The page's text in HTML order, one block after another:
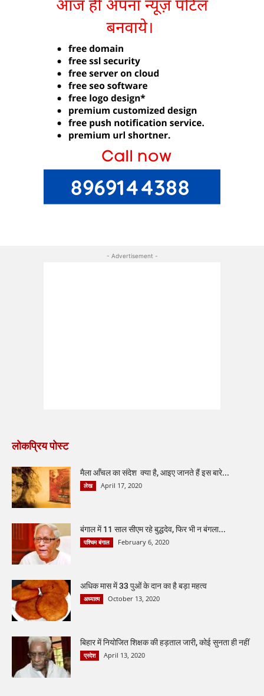
- Advertisement -
लोकप्रिय पोस्ट
मैला आँचल का संदेश क्या है, आइए जानते हैं इस बारे...
लेख April 17, 2020
बंगाल में 11 साल सीएम रहे बुद्धदेव, फिर भी न बंगला...
पश्चिम बंगाल February 6, 2020
अधिक मास में 33 पुओं के दान का है बड़ा महत्व
अध्यात्म October 13, 2020
बिहार में नियोजित शिक्षक की हड़ताल जारी, कोई सुनता ही नहीं
प्रदेश April 13, 2020